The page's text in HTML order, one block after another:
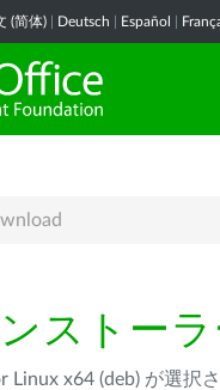
(简体) Deutsch Español
ストーラ
Linux x64 (deb) が選択